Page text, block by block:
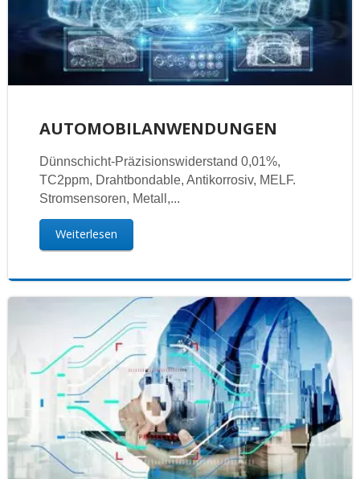
AUTOMOBILANWENDUNGEN
Dünnschicht-Präzisionswiderstand 0,01%,
TC2ppm, Drahtbondable, Antikorrosiv, MELF.
Stromsensoren, Metall,...
Weiterlesen